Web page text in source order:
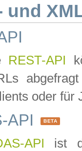
und
REST-API
oder für
API BETA
API ist